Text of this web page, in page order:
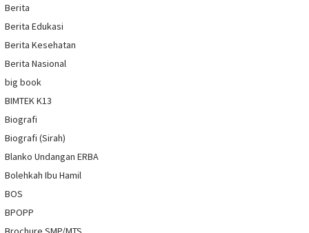
Berita
Berita Edukasi
Berita Kesehatan
Berita Nasional
big book
BIMTEK K13
Biografi
Biografi (Sirah)
Blanko Undangan ERBA
Bolehkah Ibu Hamil
BOS
BPOPP